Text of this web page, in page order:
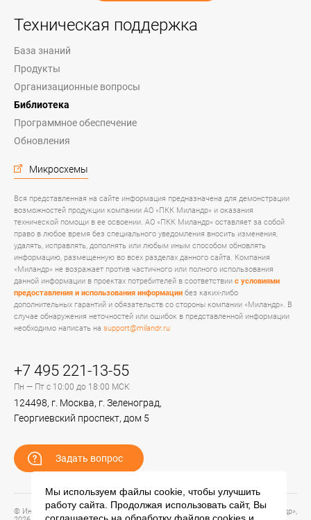
Техническая поддержка
База знаний
Продукты
Организационные вопросы
Библиотека
Программное обеспечение
Обновления
Микросхемы
Вся представленная на сайте информация предназначена для демонстрации
возможностей продукции компании АО «ПКК Миландр» и оказания
технической помощи в ее освоении. АО «ПКК Миландр» оставляет за собой
право в любое время без специального уведомления вносить изменения,
удалять, исправлять, дополнять или любым иным способом обновлять
информацию, размещенную во всех разделах данного сайта. Компания
«Миландр» не возражает против частичного или полного использования
данной информации в проектах потребителей в соответствии с условиями
предоставления и использования информации без каких-либо
дополнительных гарантий и обязательств со стороны компании «Миландр». В
случае обнаружения неточностей или ошибок в представленной информации
необходимо написать на support@milandr.ru
+7 495 221-13-55
Пн — Пт с 10:00 до 18:00 МСК
124498, г. Москва, г. Зеленоград,
Георгиевский проспект, дом 5
Задать вопрос
© Информационный портал технической поддержки ЦП ИС АО «ПКК Миландр»,
Мы используем файлы cookie, чтобы улучшить
работу сайта. Продолжая использовать сайт, Вы